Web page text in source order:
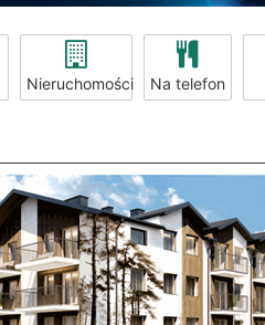
Nieruchomości Na telefon